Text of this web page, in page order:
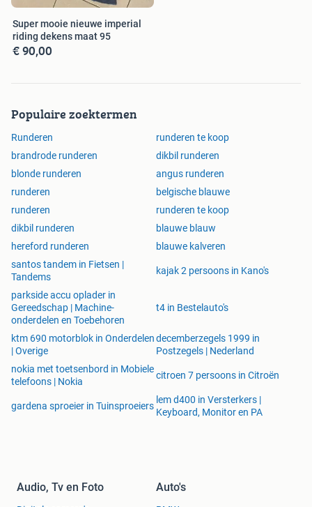
Super mooie nieuwe imperial
riding dekens maat 95
€ 90,00
Populaire zoektermen
Runderen
runderen te koop
brandrode runderen
dikbil runderen
blonde runderen
angus runderen
runderen
belgische blauwe
runderen
runderen te koop
dikbil runderen
blauwe blauw
hereford runderen
blauwe kalveren
santos tandem in Fietsen |
Tandems
kajak 2 persoons in Kano's
parkside accu oplader in
Gereedschap | Machine-
onderdelen en Toebehoren
t4 in Bestelauto's
ktm 690 motorblok in Onderdelen
| Overige
decemberzegels 1999 in
Postzegels | Nederland
nokia met toetsenbord in Mobiele
telefoons | Nokia
citroen 7 persoons in Citroën
gardena sproeier in Tuinsproeiers
lem d400 in Versterkers |
Keyboard, Monitor en PA
Audio, Tv en Foto Auto's